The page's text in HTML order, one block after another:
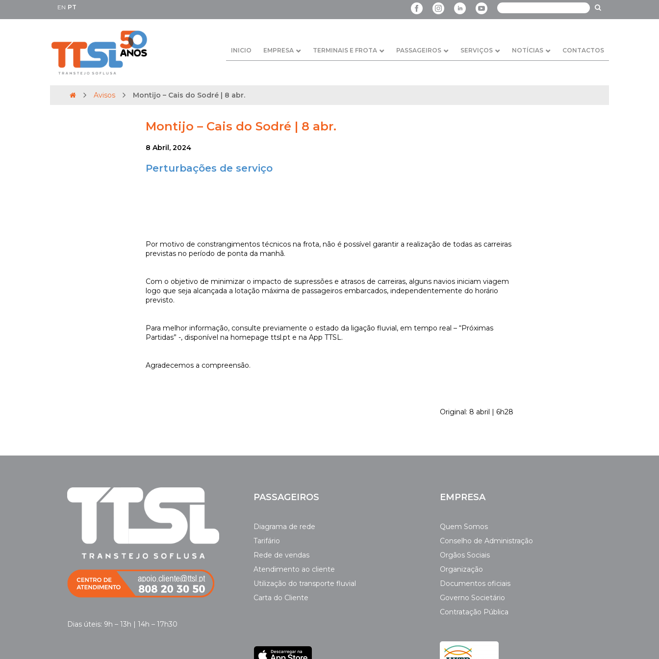
EN PT
INICIO EMPRESA TERMINAIS E FROTA PASSAGEIROS SERVIÇOS NOTÍCIAS CONTACTOS
Avisos Montijo – Cais do Sodré | 8 abr.
Montijo – Cais do Sodré | 8 abr.
8 Abril, 2024
Perturbações de serviço
Por motivo de constrangimentos técnicos na frota, não é possível garantir a realização de todas as carreiras
previstas no período de ponta da manhã.
Com o objetivo de minimizar o impacto de supressões e atrasos de carreiras, alguns navios iniciam viagem
logo que seja alcançada a lotação máxima de passageiros embarcados, independentemente do horário
previsto.
Para melhor informação, consulte previamente o estado da ligação fluvial, em tempo real – “Próximas
Partidas” -, disponível na homepage ttsl.pt e na App TTSL.
Agradecemos a compreensão.
Original: 8 abril | 6h28
Dias úteis: 9h – 13h | 14h – 17h30
PASSAGEIROS
Diagrama de rede
Tarifário
Rede de vendas
Atendimento ao cliente
Utilização do transporte fluvial
Carta do Cliente
EMPRESA
Quem Somos
Conselho de Administração
Orgãos Sociais
Organização
Documentos oficiais
Governo Societário
Contratação Pública